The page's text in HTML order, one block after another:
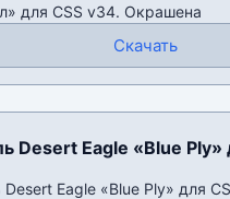
для CSS v34. Окрашена
Скачать
Desert Eagle «Blue Ply»
Eagle «Blue Ply» для